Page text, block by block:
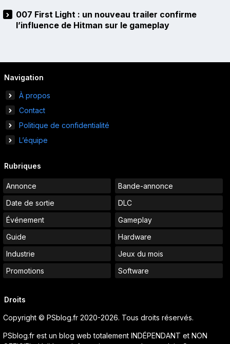
007 First Light : un nouveau trailer confirme
l’influence de Hitman sur le gameplay
Navigation
À propos
Contact
Politique de confidentialité
L’équipe
Rubriques
Annonce
Bande-annonce
Date de sortie
DLC
Événement
Gameplay
Guide
Hardware
Industrie
Jeux du mois
Promotions
Software
Droits
Copyright © PSblog.fr 2020-2026. Tous droits réservés.
PSblog.fr est un blog web totalement INDÉPENDANT et NON